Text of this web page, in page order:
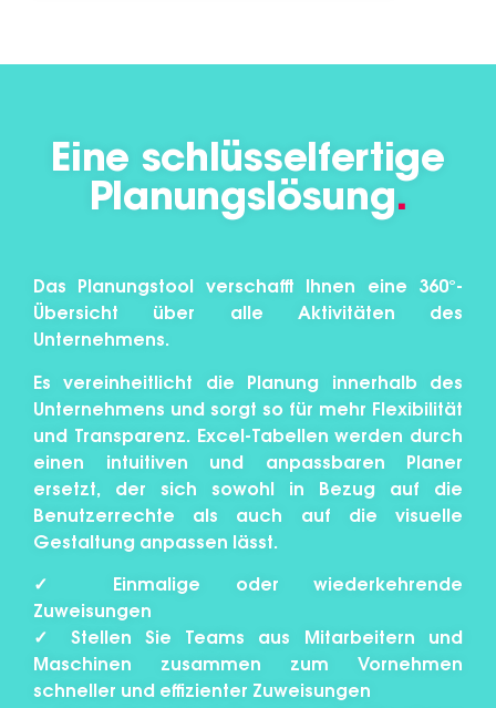
Eine schlüsselfertige
Planungslösung.
Das Planungstool verschafft Ihnen eine 360°-
Übersicht über alle Aktivitäten des
Unternehmens.
Es vereinheitlicht die Planung innerhalb des
Unternehmens und sorgt so für mehr Flexibilität
und Transparenz. Excel-Tabellen werden durch
einen intuitiven und anpassbaren Planer
ersetzt, der sich sowohl in Bezug auf die
Benutzerrechte als auch auf die visuelle
Gestaltung anpassen lässt.
✓ Einmalige oder wiederkehrende
Zuweisungen
✓ Stellen Sie Teams aus Mitarbeitern und
Maschinen zusammen zum Vornehmen
schneller und effizienter Zuweisungen